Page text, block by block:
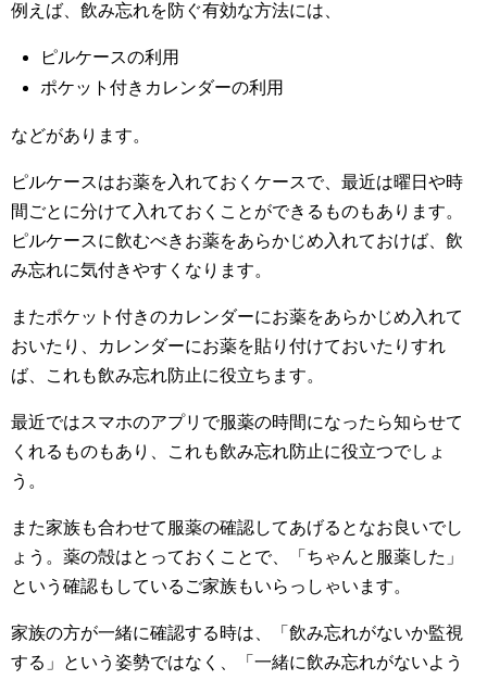
例えば、飲み忘れを防ぐ有効な方法には、
ピルケースの利用
ポケット付きカレンダーの利用
などがあります。
ピルケースはお薬を入れておくケースで、最近は曜日や時
間ごとに分けて入れておくことができるものもあります。
ピルケースに飲むべきお薬をあらかじめ入れておけば、飲
み忘れに気付きやすくなります。
またポケット付きのカレンダーにお薬をあらかじめ入れて
おいたり、カレンダーにお薬を貼り付けておいたりすれ
ば、これも飲み忘れ防止に役立ちます。
最近ではスマホのアプリで服薬の時間になったら知らせて
くれるものもあり、これも飲み忘れ防止に役立つでしょ
う。
また家族も合わせて服薬の確認してあげるとなお良いでし
ょう。薬の殻はとっておくことで、「ちゃんと服薬した」
という確認もしているご家族もいらっしゃいます。
家族の方が一緒に確認する時は、「飲み忘れがないか監視
する」という姿勢ではなく、「一緒に飲み忘れがないよう